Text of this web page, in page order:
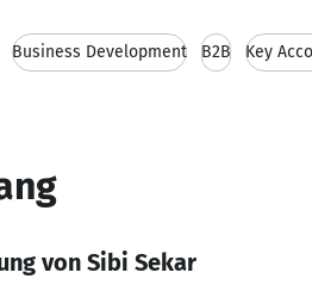
Business Development B2B Key
von Sibi Sekar